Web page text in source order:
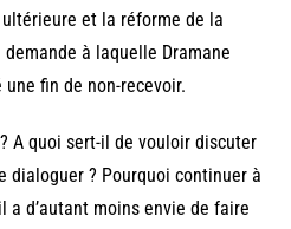
et la réforme de la
à laquelle Dramane
fin de non-recevoir.
A quoi sert-il de vouloir discuter
dialoguer ? Pourquoi continuer à
a d’autant moins envie de faire